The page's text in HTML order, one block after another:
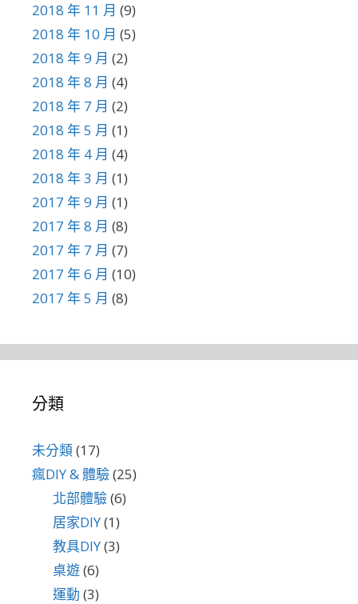
2018 年 11 月 (9)
2018 年 10 月 (5)
2018 年 9 月 (2)
2018 年 8 月 (4)
2018 年 7 月 (2)
2018 年 5 月 (1)
2018 年 4 月 (4)
2018 年 3 月 (1)
2017 年 9 月 (1)
2017 年 8 月 (8)
2017 年 7 月 (7)
2017 年 6 月 (10)
2017 年 5 月 (8)
分類
未分類(17)
瘋DIY & 體驗(25)
北部體驗(6)
居家DIY(1)
教具DIY(3)
桌遊(6)
運動 (3)